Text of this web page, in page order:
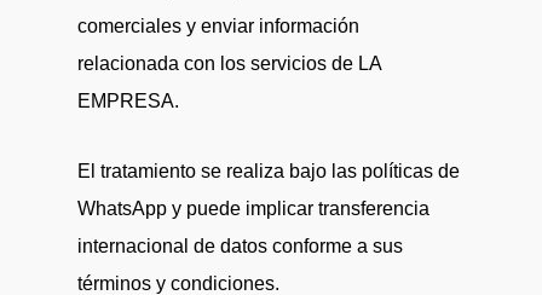
comerciales y enviar información
relacionada con los servicios de LA
EMPRESA.
El tratamiento se realiza bajo las políticas de
WhatsApp y puede implicar transferencia
internacional de datos conforme a sus
términos y condiciones.